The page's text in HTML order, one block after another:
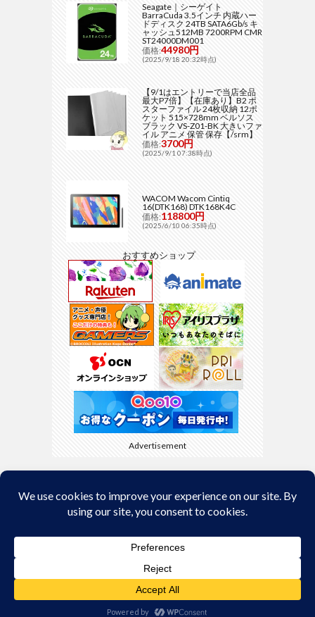
Seagate｜シーゲイト
BarraCuda 3.5インチ 内蔵ハー
ドディスク 24TB SATA6Gb/s キ
ャッシュ512MB 7200RPM CMR
ST24000DM001
価格:44980円
(2025/9/18 20:32時点)
【9/1はエントリーで当店全品
最大P7倍】【在庫あり】B2 ポ
スターファイル 24枚収納 12ポ
ケット 515×728mm ベルソス
ブラック VS-Z01-BK 大きいファ
イル アニメ 保管 保存【/srm】
価格:3700円
(2025/9/1 07:38時点)
WACOM Wacom Cintiq
16(DTK168) DTK168K4C
価格:118800円
(2025/6/10 06:35時点)
おすすめショップ
Advertisement
Back to Top
© Copyright 2026kyamaBlog